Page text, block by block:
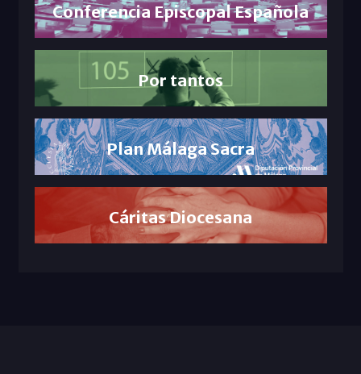
Conferencia Episcopal Española
Por tantos
Plan Málaga Sacra
Cáritas Diocesana